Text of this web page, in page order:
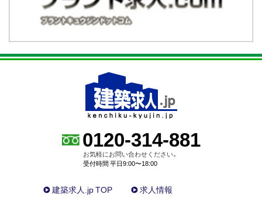
0120-314-881
お気軽にお問い合わせください。
受付時間 平日9:00〜18:00
建築求人.jp TOP 求人情報